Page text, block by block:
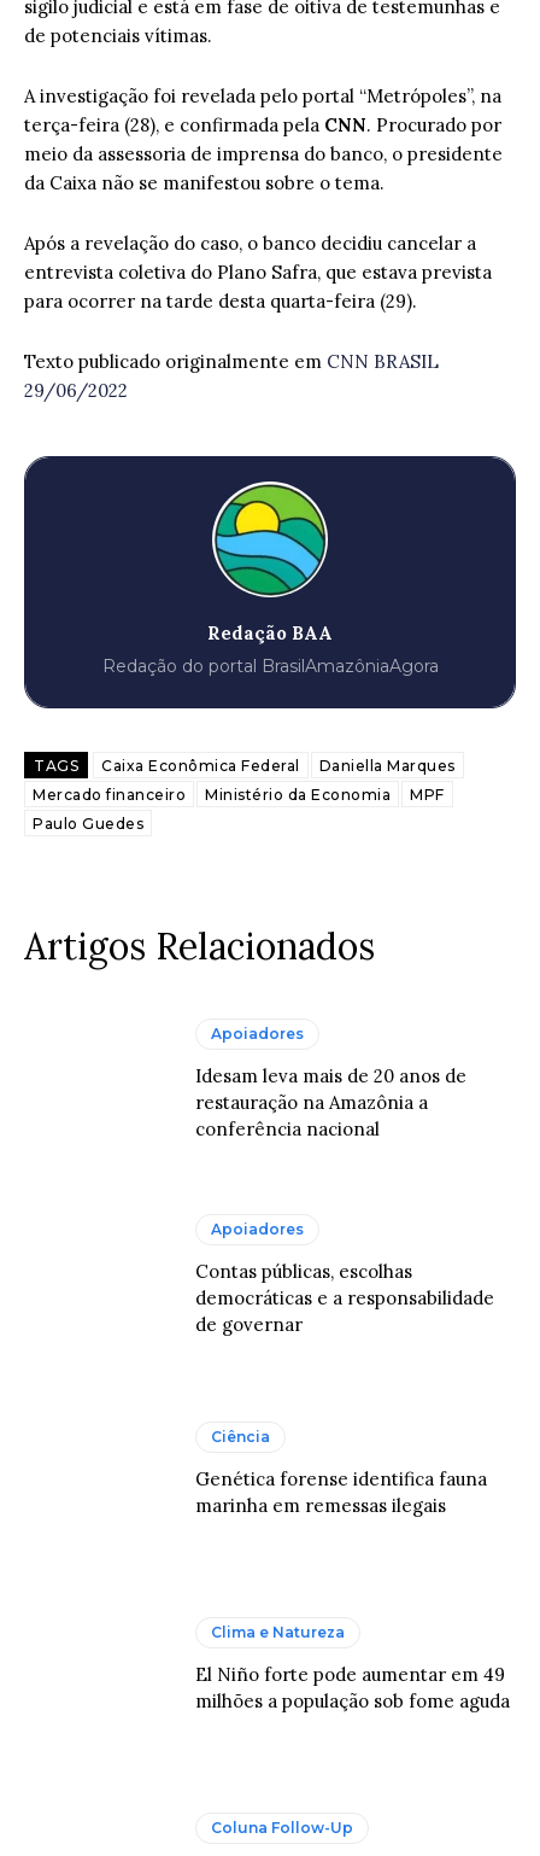
sigilo judicial e está em fase de oitiva de testemunhas e
de potenciais vítimas.
A investigação foi revelada pelo portal “Metrópoles”, na
terça-feira (28), e confirmada pela CNN. Procurado por
meio da assessoria de imprensa do banco, o presidente
da Caixa não se manifestou sobre o tema.
Após a revelação do caso, o banco decidiu cancelar a
entrevista coletiva do Plano Safra, que estava prevista
para ocorrer na tarde desta quarta-feira (29).
Texto publicado originalmente em CNN BRASIL
29/06/2022
Redação BAA
Redação do portal BrasilAmazôniaAgora
TAGS Caixa Econômica Federal
Daniella Marques
Mercado financeiro
Ministério da Economia
MPF
Paulo Guedes
Artigos Relacionados
Apoiadores
Idesam leva mais de 20 anos de
restauração na Amazônia a
conferência nacional
Apoiadores
Contas públicas, escolhas
democráticas e a responsabilidade
de governar
Ciência
Genética forense identifica fauna
marinha em remessas ilegais
Clima e Natureza
El Niño forte pode aumentar em 49
milhões a população sob fome aguda
Coluna Follow-Up